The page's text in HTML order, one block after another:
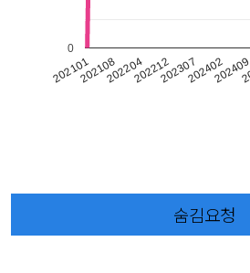
202101202108202204202212202307202402
0
숨김요청